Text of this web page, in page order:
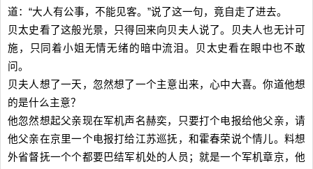
道：“大人有公事，不能见客。”说了这一句，竟自走了进去。
贝太史看了这般光景，只得回来向贝夫人说了。贝夫人也无计可
施，只同着小姐无情无绪的暗中流泪。贝太史看在眼中也不敢
问。
贝夫人想了一天，忽然想了一个主意出来，心中大喜。你道他想
的是什么主意？
他忽然想起父亲现在军机声名赫奕，只要打个电报给他父亲，请
他父亲在京里一个电报打给江苏巡抚，和霍春荣说个情儿。料想
外省督抚一个个都要巴结军机处的人员；就是一个军机章京，他